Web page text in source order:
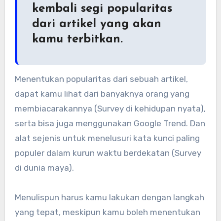
kembali segi popularitas
dari artikel yang akan
kamu terbitkan.
Menentukan popularitas dari sebuah artikel,
dapat kamu lihat dari banyaknya orang yang
membiacarakannya (Survey di kehidupan nyata),
serta bisa juga menggunakan Google Trend. Dan
alat sejenis untuk menelusuri kata kunci paling
populer dalam kurun waktu berdekatan (Survey
di dunia maya).
Menulispun harus kamu lakukan dengan langkah
yang tepat, meskipun kamu boleh menentukan